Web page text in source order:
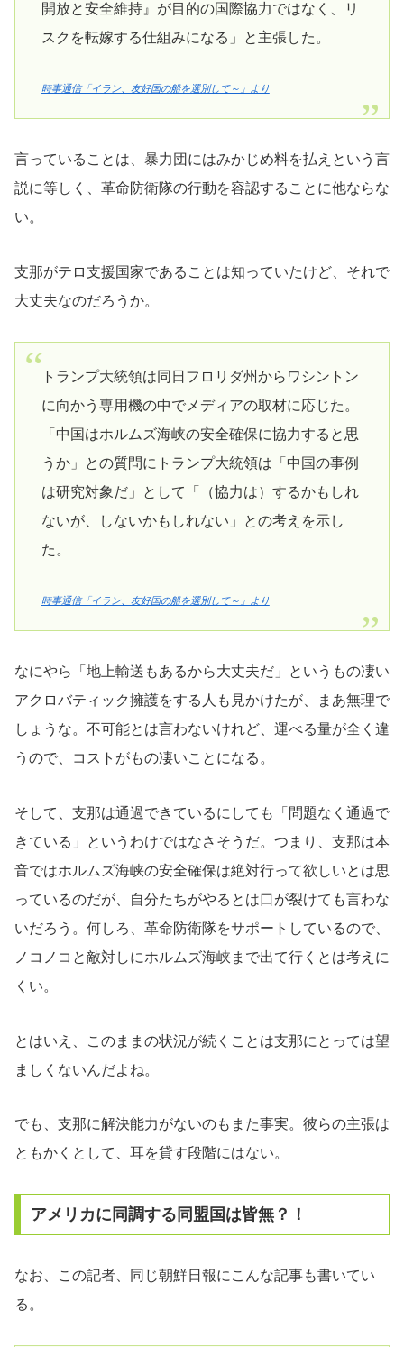
開放と安全維持』が目的の国際協力ではなく、リ
スクを転嫁する仕組みになる」と主張した。
時事通信「イラン、友好国の船を選別して～」より
言っていることは、暴力団にはみかじめ料を払えという言
説に等しく、革命防衛隊の行動を容認することに他ならな
い。
支那がテロ支援国家であることは知っていたけど、それで
大丈夫なのだろうか。
トランプ大統領は同日フロリダ州からワシントン
に向かう専用機の中でメディアの取材に応じた。
「中国はホルムズ海峡の安全確保に協力すると思
うか」との質問にトランプ大統領は「中国の事例
は研究対象だ」として「（協力は）するかもしれ
ないが、しないかもしれない」との考えを示し
た。
時事通信「イラン、友好国の船を選別して～」より
なにやら「地上輸送もあるから大丈夫だ」というもの凄い
アクロバティック擁護をする人も見かけたが、まあ無理で
しょうな。不可能とは言わないけれど、運べる量が全く違
うので、コストがもの凄いことになる。
そして、支那は通過できているにしても「問題なく通過で
きている」というわけではなさそうだ。つまり、支那は本
音ではホルムズ海峡の安全確保は絶対行って欲しいとは思
っているのだが、自分たちがやるとは口が裂けても言わな
いだろう。何しろ、革命防衛隊をサポートしているので、
ノコノコと敵対しにホルムズ海峡まで出て行くとは考えに
くい。
とはいえ、このままの状況が続くことは支那にとっては望
ましくないんだよね。
でも、支那に解決能力がないのもまた事実。彼らの主張は
ともかくとして、耳を貸す段階にはない。
アメリカに同調する同盟国は皆無？！
なお、この記者、同じ朝鮮日報にこんな記事も書いてい
る。